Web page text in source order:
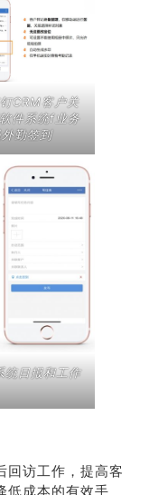
CRM客户关
件系统f业务
外勤签到
统日报和工作
回访工作，提高客
低成本的有效手